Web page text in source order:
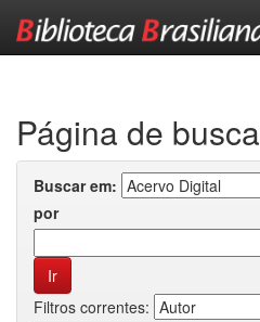
Página de busca
Buscar em:
por
Filtros correntes: